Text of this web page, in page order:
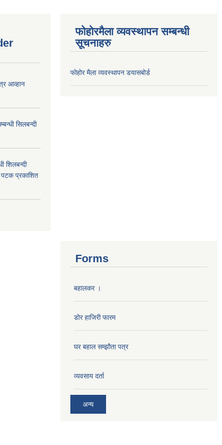
आव्हान
सिलबन्दी
शिलबन्दी
प्रकाशित
फोहोरमैला व्यवस्थापन सम्बन्धी
सूचनाहरु
फोहोर मैला व्यवस्थापन डयासबोर्ड
Forms
बहालकर ।
डोर हाजिरी फारम
घर बहाल सम्झौता पत्र
व्यवसाय दर्ता
अन्य